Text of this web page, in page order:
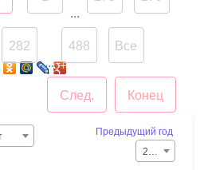
...
282
...
488 Все
Конец
След.
Предыдущий год
2026